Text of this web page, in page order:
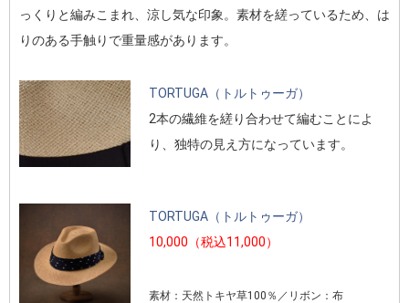
っくりと編みこまれ、涼し気な印象。素材を縒っているため、は
りのある手触りで重量感があります。
TORTUGA（トルトゥーガ）
2本の繊維を縒り合わせて編むことによ
り、独特の見え方になっています。
TORTUGA（トルトゥーガ）
10,000（税込11,000）
素材：天然トキヤ草100％／リボン：布